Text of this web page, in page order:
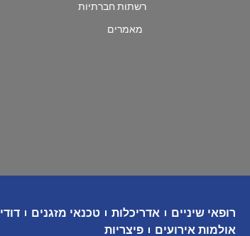
רשתות חברתיות
מאמרים
רופאי שיניים אדריכלות טכנאי מזגנים
אולמות אירועים
פיצריות